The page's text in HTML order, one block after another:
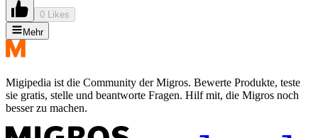
0 Likes
Mehr
Migipedia ist die Community der Migros. Bewerte Produkte, teste
sie gratis, stelle und beantworte Fragen. Hilf mit, die Migros noch
besser zu machen.